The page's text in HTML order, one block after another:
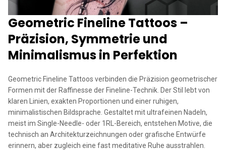
Geometric Fineline Tattoos –
Präzision, Symmetrie und
Minimalismus in Perfektion
Geometric Fineline Tattoos verbinden die Präzision geometrischer
Formen mit der Raffinesse der Fineline-Technik. Der Stil lebt von
klaren Linien, exakten Proportionen und einer ruhigen,
minimalistischen Bildsprache. Gestaltet mit ultrafeinen Nadeln,
meist im Single-Needle- oder 1RL-Bereich, entstehen Motive, die
technisch an Architekturzeichnungen oder grafische Entwürfe
erinnern, aber zugleich eine fast meditative Ruhe ausstrahlen.